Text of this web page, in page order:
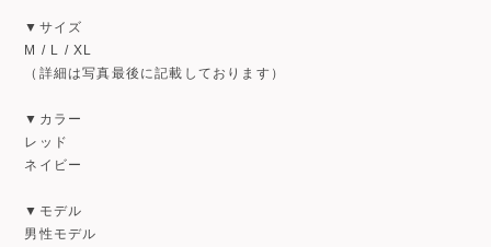
▼サイズ
M / L / XL
（詳細は写真最後に記載しております）
▼カラー
レッド
ネイビー
▼モデル
男性モデル